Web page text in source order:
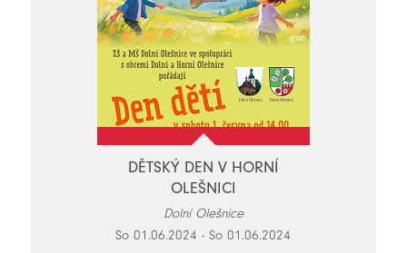
DĚTSKÝ DEN V HORNÍ
OLEŠNICI
Dolní Olešnice
So 01.06.2024 - So 01.06.2024